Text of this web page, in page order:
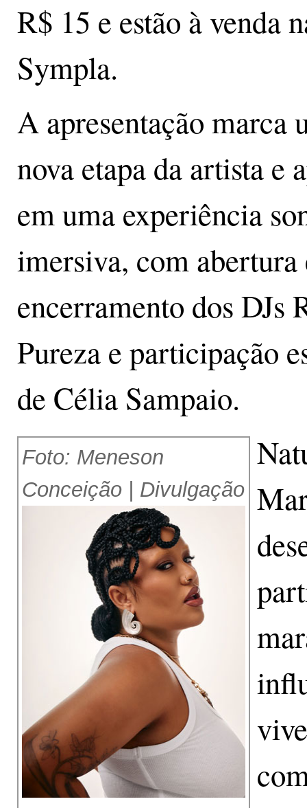
R$ 15 e estão à venda
Sympla.
A apresentação marca
nova etapa da artista e
em uma experiência
imersiva, com abertura
encerramento dos DJs
Pureza e participação
de Célia Sampaio.
Foto: Meneson
Conceição | Divulgação